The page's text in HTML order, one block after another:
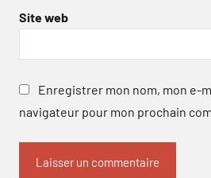
Site web
Enregistrer mon nom, mon e-
navigateur pour mon prochain